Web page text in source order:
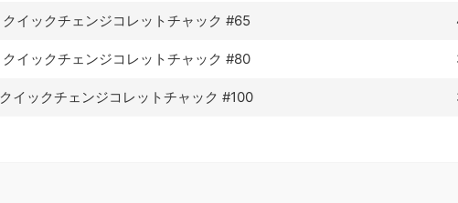
クイックチェンジコレットチャック #65
クイックチェンジコレットチャック #80
クイックチェンジコレットチャック #100